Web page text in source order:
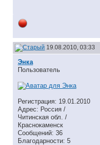
19.08.2010, 03:33
Энка
Пользователь
Регистрация: 19.01.2010
Адрес: Россия /
Читинская обл. /
Краснокаменск
Сообщений: 36
Благодарности: 5